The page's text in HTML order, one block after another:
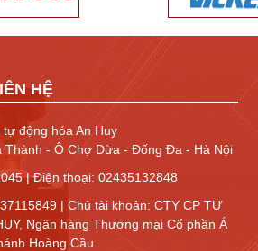
HỆ
động hóa An Huy
Thành - Ô Chợ Dừa - Đống Đa - Hà Nội
| Điện thoại: 02435132848
| Chủ tài khoản: CTY CP TỰ
Ngân hàng Thương mại Cổ phần Á
Hoàng Cầu